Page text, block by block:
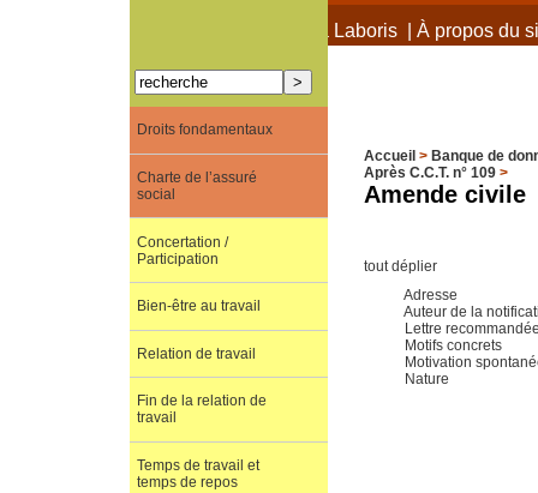
À propos de Terra Laboris| À propos du
Accueil > Banque de
Après C.C.T. n° 109>
Amende civile
tout déplier
Adresse
Auteur de la
Lettre
Motifs concrets
Motivation
Nature
Droits fondamentaux
Charte de l’assuré
social
Concertation /
Participation
Bien-être au travail
Relation de travail
Fin de la relation de
travail
Temps de travail et
temps de repos